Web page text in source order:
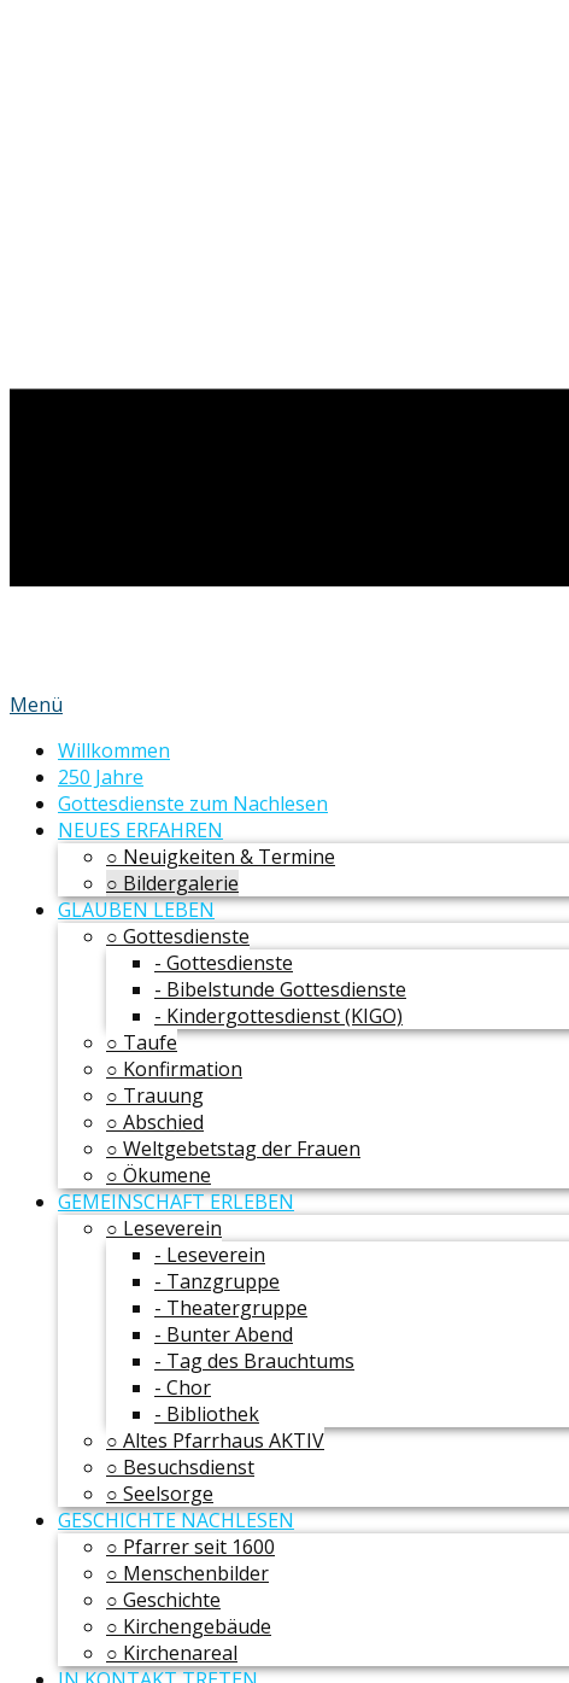
Menü
Willkommen
250 Jahre
Gottesdienste zum Nachlesen
NEUES ERFAHREN
○ Neuigkeiten & Termine
○ Bildergalerie
GLAUBEN LEBEN
○ Gottesdienste
- Gottesdienste
- Bibelstunde Gottesdienste
- Kindergottesdienst (KIGO)
○ Taufe
○ Konfirmation
○ Trauung
○ Abschied
○ Weltgebetstag der Frauen
○ Ökumene
GEMEINSCHAFT ERLEBEN
○ Leseverein
- Leseverein
- Tanzgruppe
- Theatergruppe
- Bunter Abend
- Tag des Brauchtums
- Chor
- Bibliothek
○ Altes Pfarrhaus AKTIV
○ Besuchsdienst
○ Seelsorge
GESCHICHTE NACHLESEN
○ Pfarrer seit 1600
○ Menschenbilder
○ Geschichte
○ Kirchengebäude
○ Kirchenareal